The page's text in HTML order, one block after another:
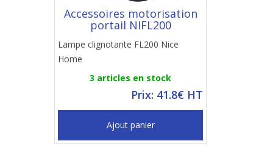
Accessoires motorisation
portail NIFL200
Lampe clignotante FL200 Nice
Home
3 articles en stock
Prix: 41.8€ HT
Ajout panier